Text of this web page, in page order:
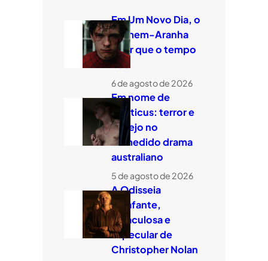
Em Um Novo Dia, o
Homem-Aranha
quer que o tempo
voe
6 de agosto de 2026
Em nome de
Leviticus: terror e
desejo no
comedido drama
australiano
5 de agosto de 2026
A Odisseia
estafante,
miraculosa e
especular de
Christopher Nolan